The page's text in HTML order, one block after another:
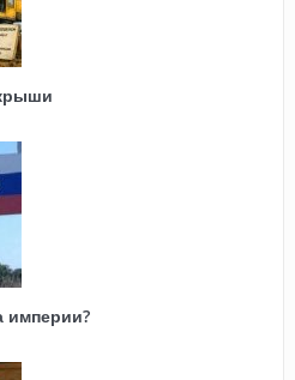
империи?